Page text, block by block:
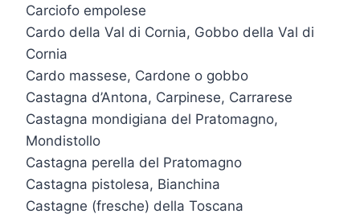
Carciofo empolese
Cardo della Val di Cornia, Gobbo della Val di
Cornia
Cardo massese, Cardone o gobbo
Castagna d’Antona, Carpinese, Carrarese
Castagna mondigiana del Pratomagno,
Mondistollo
Castagna perella del Pratomagno
Castagna pistolesa, Bianchina
Castagne (fresche) della Toscana